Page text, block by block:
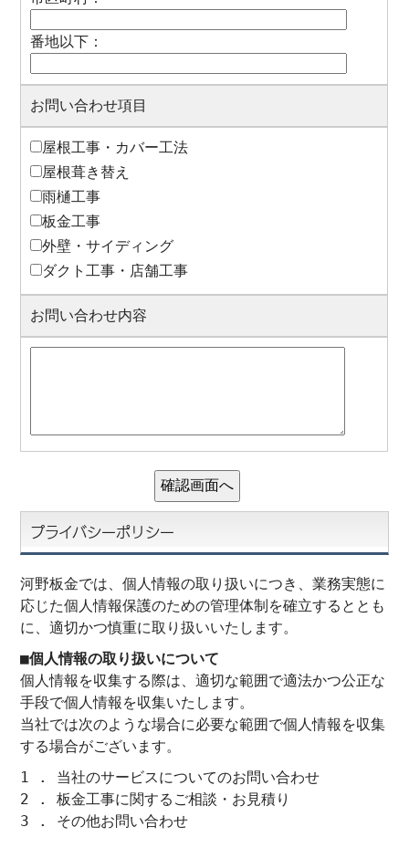
番地以下：
お問い合わせ項目
屋根工事・カバー工法
屋根葺き替え
雨樋工事
板金工事
外壁・サイディング
ダクト工事・店舗工事
お問い合わせ内容
プライバシーポリシー
河野板金では、個人情報の取り扱いにつき、業務実態に
応じた個人情報保護のための管理体制を確立するととも
に、適切かつ慎重に取り扱いいたします。
■個人情報の取り扱いについて
個人情報を収集する際は、適切な範囲で適法かつ公正な
手段で個人情報を収集いたします。
当社では次のような場合に必要な範囲で個人情報を収集
する場合がございます。
1 . 当社のサービスについてのお問い合わせ
2 . 板金工事に関するご相談・お見積り
3 . その他お問い合わせ